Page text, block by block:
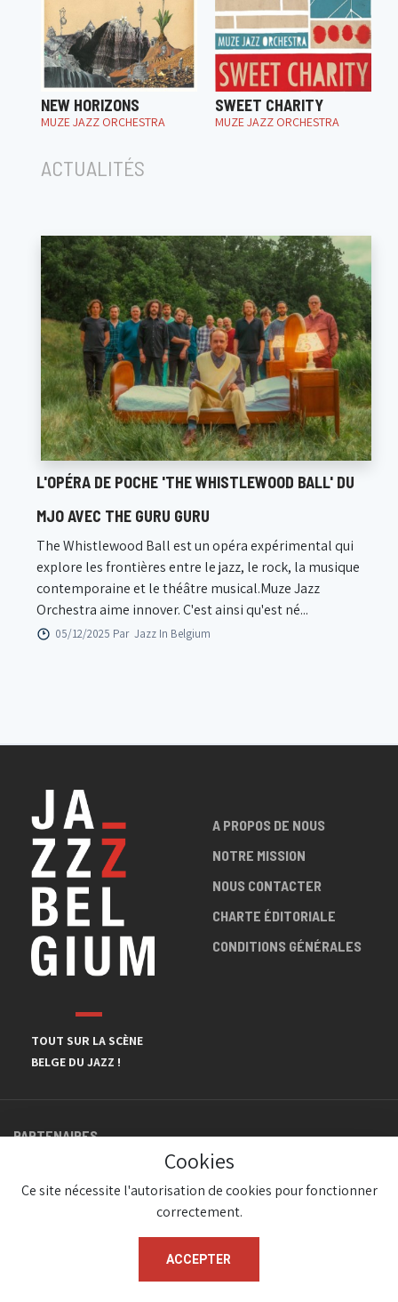
NEW HORIZONS
MUZE JAZZ ORCHESTRA
SWEET CHARITY
MUZE JAZZ ORCHESTRA
ACTUALITÉS
L'OPÉRA DE POCHE 'THE WHISTLEWOOD BALL' DU
MJO AVEC THE GURU GURU
The Whistlewood Ball est un opéra expérimental qui
explore les frontières entre le jazz, le rock, la musique
contemporaine et le théâtre musical.Muze Jazz
Orchestra aime innover. C'est ainsi qu'est né...
05/12/2025 Par Jazz In Belgium
TOUT SUR LA SCÈNE
BELGE DU JAZZ !
A PROPOS DE NOUS
NOTRE MISSION
NOUS CONTACTER
CHARTE ÉDITORIALE
CONDITIONS GÉNÉRALES
PARTENAIRES
© JazzInBelgium 2026 ( Version 1.1.2)
Cookies
Ce site nécessite l'autorisation de cookies pour fonctionner
correctement.
ACCEPTER